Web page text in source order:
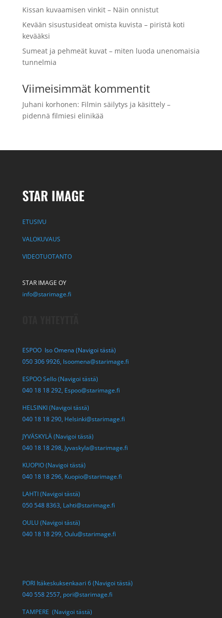
Kissan kuvaamisen vinkit – Näin onnistut
Kevään sisustusideat omista kuvista – piristä koti
kevääksi
Sumeat ja pehmeät kuvat – miten luoda unenomaisia
tunnelmia
Viimeisimmät kommentit
Juhani korhonen: Filmin säilytys ja käsittely –
pidennä filmiesi elinikää
STAR IMAGE
ETUSIVU
VALOKUVAUS
VIDEOTUOTANTO
STAR IMAGE OY
info@starimage.fi
ESPOO Iso Omena (Navigoi tästä)
050 306 9926, Isoomena@starimage.fi
ESPOO Sello (Navigoi tästä)
040 18 18 292, Espoo@starimage.fi
HELSINKI (Navigoi tästä)
040 18 18 290, Helsinki@starimage.fi
JYVÄSKYLÄ (Navigoi tästä)
040 18 18 298, Jyvaskyla@starimage.fi
KUOPIO (Navigoi tästä)
040 18 18 296, Kuopio@starimage.fi
LAHTI (Navigoi tästä)
050 548 8363, Lahti@starimage.fi
OULU (Navigoi tästä)
040 18 18 299, Oulu@starimage.fi
PORI Itäkeskuksenkaari 6 (Navigoi tästä)
040 558 2557, pori@starimage.fi
TAMPERE (Navigoi tästä)